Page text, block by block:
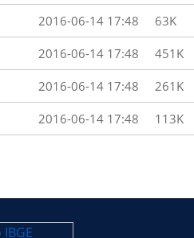
2016-06-14 17:48 63K
2016-06-14 17:48 451K
2016-06-14 17:48 261K
2016-06-14 17:48 113K